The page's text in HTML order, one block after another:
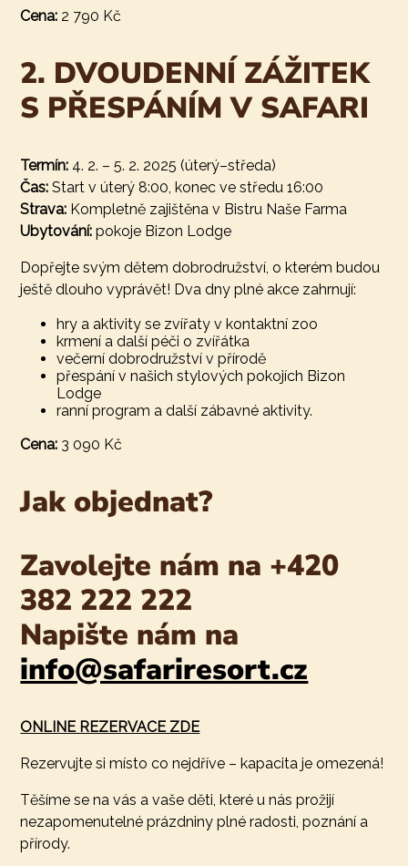
Cena: 2 790 Kč
2. DVOUDENNÍ ZÁŽITEK
S PŘESPÁNÍM V SAFARI
Termín: 4. 2. – 5. 2. 2025 (úterý–středa)
Čas: Start v úterý 8:00, konec ve středu 16:00
Strava: Kompletně zajištěna v Bistru Naše Farma
Ubytování: pokoje Bizon Lodge
Dopřejte svým dětem dobrodružství, o kterém budou
ještě dlouho vyprávět! Dva dny plné akce zahrnují:
hry a aktivity se zvířaty v kontaktní zoo
krmení a další péči o zvířátka
večerní dobrodružství v přírodě
přespání v našich stylových pokojích Bizon
Lodge
ranní program a další zábavné aktivity.
Cena: 3 090 Kč
Jak objednat?
Zavolejte nám na +420
382 222 222
Napište nám na
info@safariresort.cz
ONLINE REZERVACE ZDE
Rezervujte si místo co nejdříve – kapacita je omezená!
Těšíme se na vás a vaše děti, které u nás prožijí
nezapomenutelné prázdniny plné radosti, poznání a
přírody.